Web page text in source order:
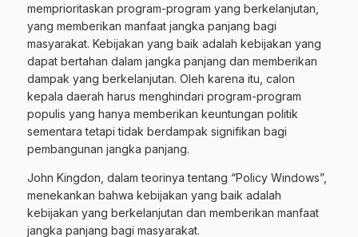
memprioritaskan program-program yang berkelanjutan,
yang memberikan manfaat jangka panjang bagi
masyarakat. Kebijakan yang baik adalah kebijakan yang
dapat bertahan dalam jangka panjang dan memberikan
dampak yang berkelanjutan. Oleh karena itu, calon
kepala daerah harus menghindari program-program
populis yang hanya memberikan keuntungan politik
sementara tetapi tidak berdampak signifikan bagi
pembangunan jangka panjang.
John Kingdon, dalam teorinya tentang “Policy Windows”,
menekankan bahwa kebijakan yang baik adalah
kebijakan yang berkelanjutan dan memberikan manfaat
jangka panjang bagi masyarakat.